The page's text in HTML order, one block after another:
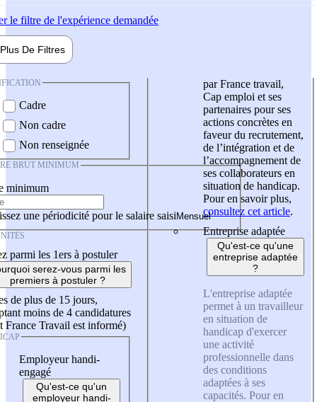
le filtre de l'expérience demandée
Plus De Filtres
Cadre
Non cadre
Non renseignée
BRUT MINIMUM
minimum
une périodicité pour le salaire saisi
parmi les 1ers à postuler
serez-vous parmi les
premiers à postuler ?
de plus de 15 jours,
moins de 4 candidatures
France Travail est informé)
Employeur handi-
engagé
Qu'est-ce qu'un
employeur handi-
par France travail,
Cap emploi et ses
partenaires pour ses
actions concrètes en
faveur du recrutement,
de l’intégration et de
l’accompagnement de
ses collaborateurs en
situation de handicap.
Pour en savoir plus,
consultez cet article.
Entreprise adaptée
Qu'est-ce qu'une
entreprise adaptée
?
L'entreprise adaptée
permet à un travailleur
en situation de
handicap d'exercer
une activité
professionnelle dans
des conditions
adaptées à ses
capacités. Pour en